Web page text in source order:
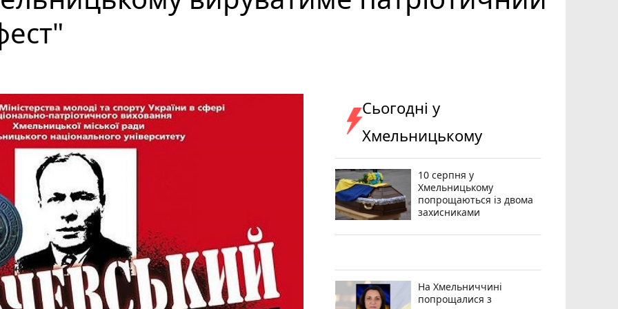
Сьогодні у
Хмельницькому
10 серпня у
Хмельницькому
попрощаються із двома
захисниками
На Хмельниччині
попрощалися з